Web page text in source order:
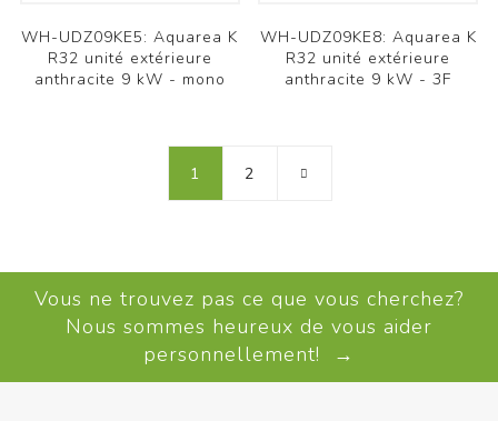
WH-UDZ09KE5: Aquarea K
R32 unité extérieure
anthracite 9 kW - mono
WH-UDZ09KE8: Aquarea K
R32 unité extérieure
anthracite 9 kW - 3F
1 2
Vous ne trouvez pas ce que vous cherchez?
Nous sommes heureux de vous aider
personnellement! →